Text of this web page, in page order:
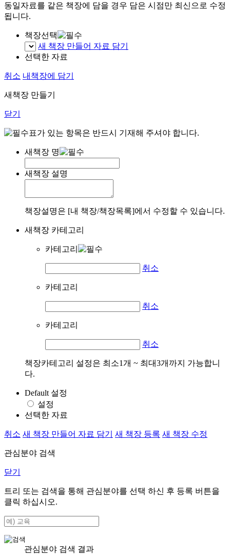
동일자료를 같은 책장에 담을 경우 담은 시점만 최신으로 수정
됩니다.
책장선택
새 책장 만들어 자료 담기
선택한 자료
취소 내책장에 담기
새책장 만들기
닫기
표가 있는 항목은 반드시 기재해 주셔야 합니다.
새책장 명
새책장 설명
책장설명은 [내 책장/책장목록]에서 수정할 수 있습니다.
새책장 카테고리
카테고리
취소
카테고리
취소
카테고리
취소
책장카테고리 설정은 최소1개 ~ 최대3개까지 가능합니
다.
Default 설정
설정
선택한 자료
취소 새 책장 만들어 자료 담기 새 책장 등록 새 책장 수정
관심분야 검색
닫기
트리 또는 검색을 통해 관심분야를 선택 하신 후 등록 버튼을
클릭 하십시오.
관심분야 검색 결과